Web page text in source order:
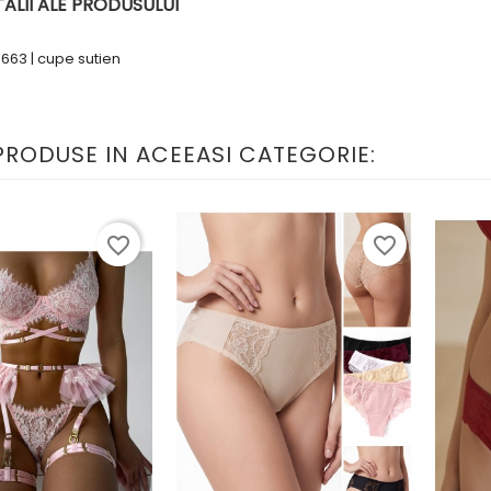
| cupe sutien
IN ACEEASI CATEGORIE:
favorite_border favorite_border